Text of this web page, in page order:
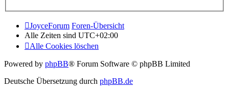
JoyceForum Foren-Übersicht
Alle Zeiten sind UTC+02:00
Alle Cookies löschen
Powered by phpBB® Forum Software © phpBB Limited
Deutsche Übersetzung durch phpBB.de